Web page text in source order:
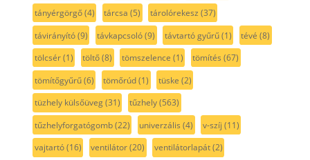
tányérgörgő(4) tárcsa (5) tárolórekesz (37)
távirányító(9) távkapcsoló(9) távtartó gyűrű(1) tévé (8)
tölcsér(1) töltő(8) tömszelence (1) tömítés (67)
tömítőgyűrű(6) tömőrúd(1) tüske (2)
tüzhely külsőüveg(31) tűzhely(563)
tűzhelyforgatógomb(22) univerzális (4) v-szíj (11)
vajtartó(16) ventilátor(20) ventilátorlapát(2)